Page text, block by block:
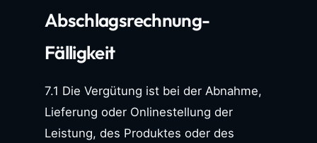
Abschlagsrechnung-
Fälligkeit
7.1 Die Vergütung ist bei der Abnahme,
Lieferung oder Onlinestellung der
Leistung, des Produktes oder des